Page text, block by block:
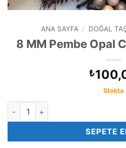
ANA SAYFA / DOĞAL
8 MM Pembe Opal
₺
Stokta
8 MM Pembe Opal Ceyt Kuvars
SEPETE